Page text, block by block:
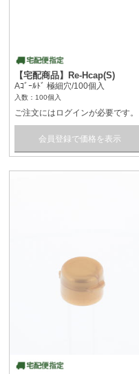
【宅配商品】Re-Hcap(S)
Aｺﾞｰﾙﾄﾞ 極細穴/100個入
入数：100個入
ご注文にはログインが必要です。
会員登録で価格を表示